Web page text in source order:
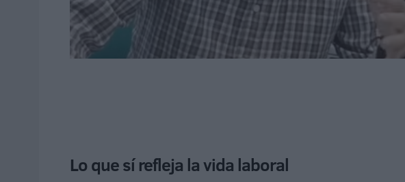
Lo que sí refleja la vida laboral